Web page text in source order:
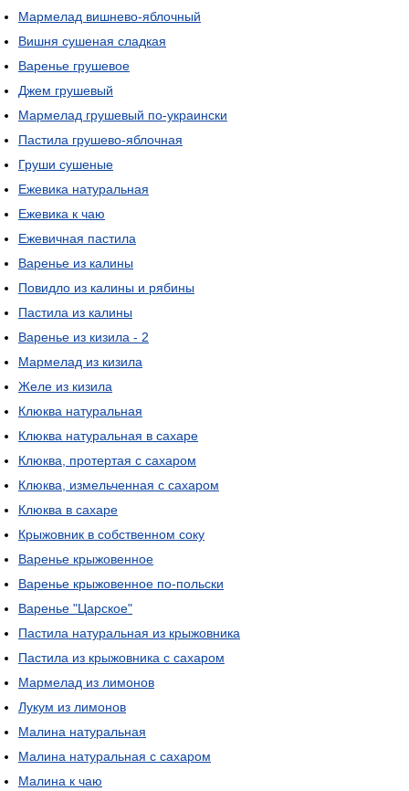
Мармелад вишнево-яблочный
Вишня сушеная сладкая
Варенье грушевое
Джем грушевый
Мармелад грушевый по-украински
Пастила грушево-яблочная
Груши сушеные
Ежевика натуральная
Ежевика к чаю
Ежевичная пастила
Варенье из калины
Повидло из калины и рябины
Пастила из калины
Варенье из кизила - 2
Мармелад из кизила
Желе из кизила
Клюква натуральная
Клюква натуральная в сахаре
Клюква, протертая с сахаром
Клюква, измельченная с сахаром
Клюква в сахаре
Крыжовник в собственном соку
Варенье крыжовенное
Варенье крыжовенное по-польски
Варенье "Царское"
Пастила натуральная из крыжовника
Пастила из крыжовника с сахаром
Мармелад из лимонов
Лукум из лимонов
Малина натуральная
Малина натуральная с сахаром
Малина к чаю